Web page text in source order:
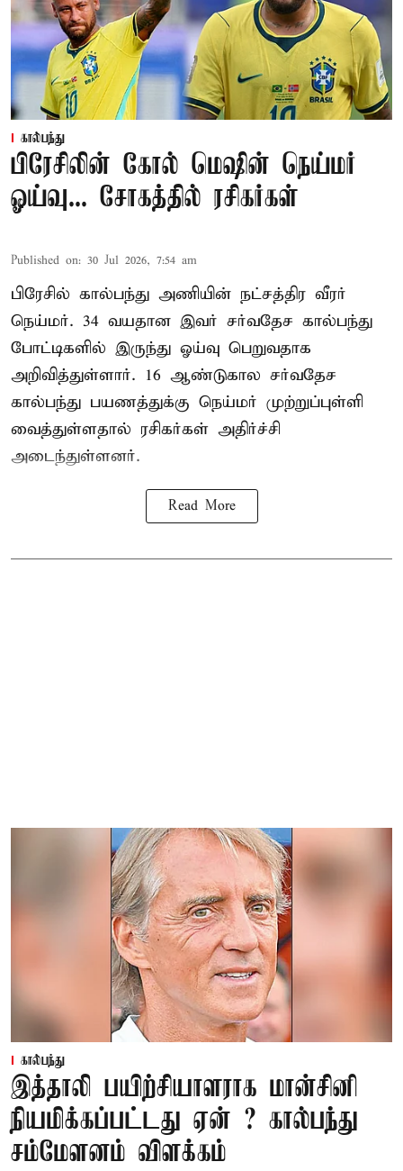
கால்பந்து
பிரேசிலின் கோல் மெஷின் நெய்மர்
ஓய்வு... சோகத்தில் ரசிகர்கள்
Published on: 30 Jul 2026, 7:54 am
பிரேசில் கால்பந்து அணியின் நட்சத்திர வீரர்
நெய்மர். 34 வயதான இவர் சர்வதேச கால்பந்து
போட்டிகளில் இருந்து ஓய்வு பெறுவதாக
அறிவித்துள்ளார். 16 ஆண்டுகால சர்வதேச
கால்பந்து பயணத்துக்கு நெய்மர் முற்றுப்புள்ளி
வைத்துள்ளதால் ரசிகர்கள் அதிர்ச்சி
அடைந்துள்ளனர்.
Read More
கால்பந்து
இத்தாலி பயிற்சியாளராக மான்சினி
நியமிக்கப்பட்டது ஏன் ? கால்பந்து
சம்மேளனம் விளக்கம்